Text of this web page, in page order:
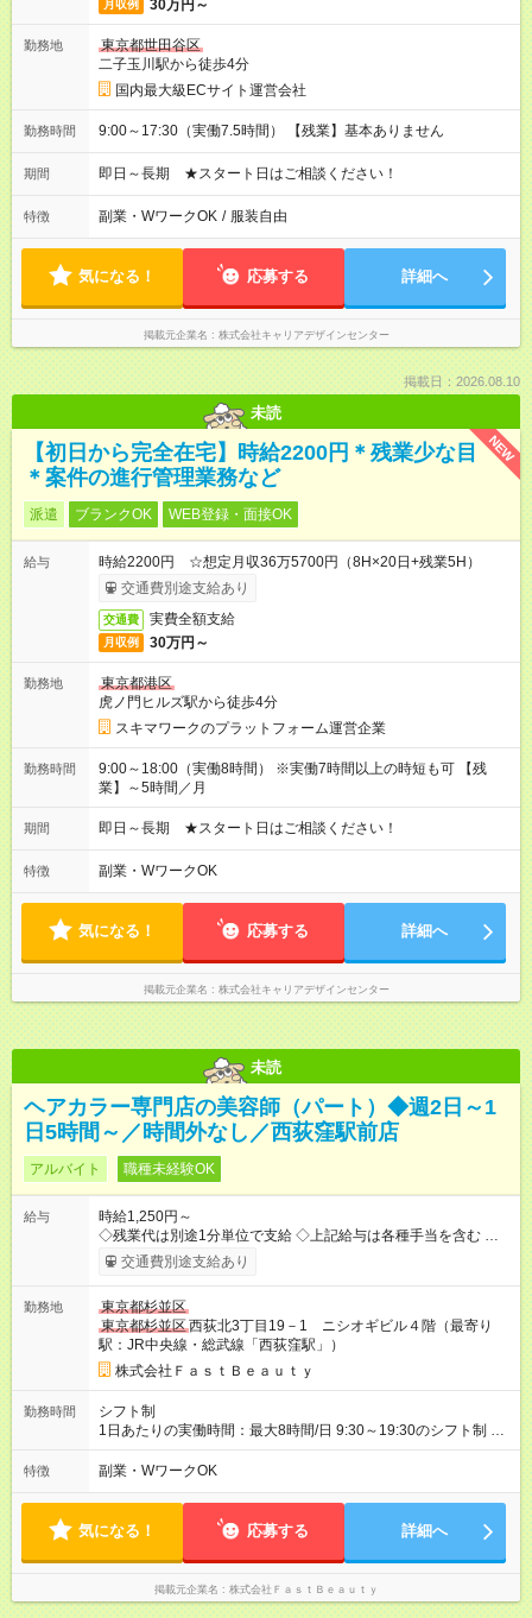
月収例 30万円～
勤務地
東京都世田谷区
二子玉川駅から徒歩4分
国内最大級ECサイト運営会社
勤務時間 9:00～17:30（実働7.5時間） 【残業】基本ありません
期間 即日～長期 ★スタート日はご相談ください！
特徴 副業・WワークOK / 服装自由
気になる！ 応募する 詳細へ
掲載元企業名 株式会社キャリアデザインセンター
掲載日：2026.08.10
未読
NEW
【初日から完全在宅】時給2200円＊残業少な目
＊案件の進行管理業務など
派遣 ブランクOK WEB登録・面接OK
給与
時給2200円 ☆想定月収36万5700円（8H×20日+残業5H）
交通費別途支給あり
交通費 実費全額支給
月収例 30万円～
勤務地
東京都港区
虎ノ門ヒルズ駅から徒歩4分
スキマワークのプラットフォーム運営企業
勤務時間
9:00～18:00（実働8時間） ※実働7時間以上の時短も可 【残
業】～5時間／月
期間 即日～長期 ★スタート日はご相談ください！
特徴 副業・WワークOK
気になる！ 応募する 詳細へ
掲載元企業名 株式会社キャリアデザインセンター
未読
ヘアカラー専門店の美容師（パート）◆週2日～1
日5時間～／時間外なし／西荻窪駅前店
アルバイト 職種未経験OK
給与
時給1,250円～
◇残業代は別途1分単位で支給 ◇上記給与は各種手当を含む ◇毎
月インセンティブポイント付与 ・店舗売上や入客人数などに応
じてインセンティブポイントを付与 ・ポイントは6ヶ月に一度引
理美容師手当あり 研修期間6ヶ月間は以下給与のみ変更あり 時
給1230円 ※交通費支給（～500円/日） ※給与に関しては2025年
度の最低賃金を反映済み ※各都道府県の施行月より適応、入社
時期によっては変動の可能性あり 詳細は、採用担当へお問い合
わせください 【試用期間】試用期間なし
交通費別途支給あり
勤務地
東京都杉並区
東京都杉並区西荻北3丁目19－1 ニシオギビル４階（最寄り
駅：JR中央線・総武線「西荻窪駅」）
株式会社ＦａｓｔＢｅａｕｔｙ
勤務時間
シフト制
1日あたりの実働時間：最大8時間/日 9:30～19:30のシフト制 週
2日～、1日5時間～OK シフトはご希望を伺いながら相談のうえ
決定します 扶養内勤務・ダブルワークOK
特徴 副業・WワークOK
気になる！ 応募する 詳細へ
掲載元企業名 株式会社ＦａｓｔＢｅａｕｔｙ